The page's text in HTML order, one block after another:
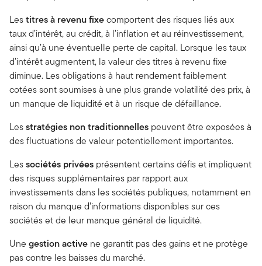
Lestitres à revenu fixecomportent des risques liés aux
taux d’intérêt, au crédit, à l’inflation et au réinvestissement,
ainsi qu’à une éventuelle perte de capital. Lorsque les taux
d’intérêt augmentent, la valeur des titres à revenu fixe
diminue. Les obligations à haut rendement faiblement
cotées sont soumises à une plus grande volatilité des prix, à
un manque de liquidité et à un risque de défaillance.
Lesstratégies non traditionnelles peuvent être exposées à
des fluctuations de valeur potentiellement importantes.
Lessociétés privées présentent certains défis et impliquent
des risques supplémentaires par rapport aux
investissements dans les sociétés publiques, notamment en
raison du manque d’informations disponibles sur ces
sociétés et de leur manque général de liquidité.
Une gestion active ne garantit pas des gains et ne protège
pas contre les baisses du marché.